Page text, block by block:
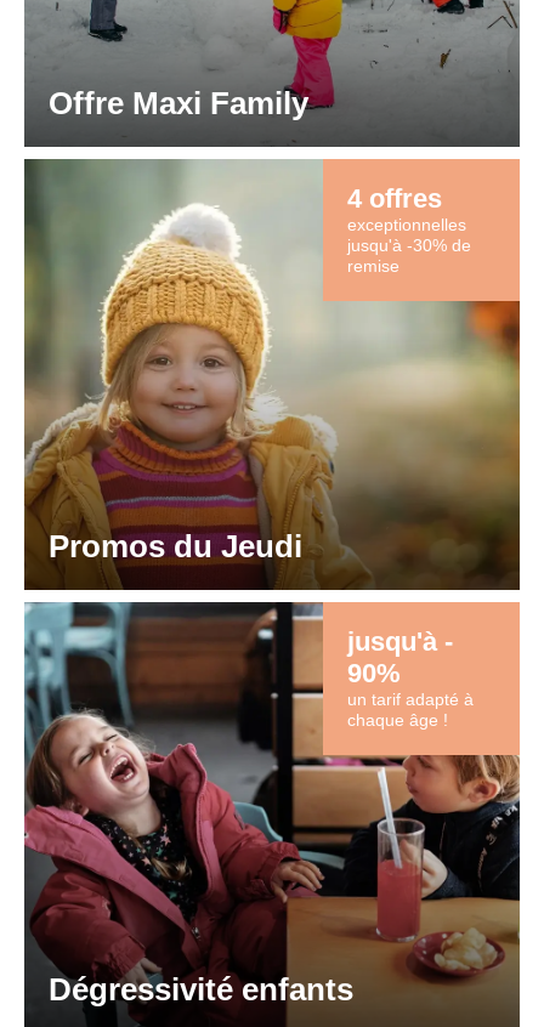
Offre Maxi Family
4 offres
exceptionnelles
jusqu'à -30% de
remise
Promos du Jeudi
jusqu'à -
90%
un tarif adapté à
chaque âge !
Dégressivité enfants